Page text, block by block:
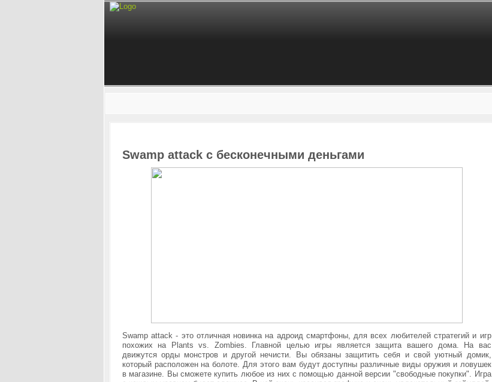
Swamp attack с бесконечными деньгами
Swamp attack - это отличная новинка на адроид смартфоны, для всех любителей стратегий и игр
похожих на Plants vs. Zombies. Главной целью игры является защита вашего дома. На вас
движутся орды монстров и другой нечисти. Вы обязаны защитить себя и свой уютный домик,
который расположен на болоте. Для этого вам будут доступны различные виды оружия и ловушек
в магазине. Вы сможете купить любое из них с помощью данной версии "свободные покупки". Игра